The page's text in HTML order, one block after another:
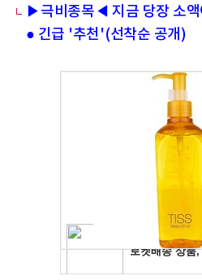
▶극비종목◀ 지금 당장 소액
● 긴급 '추천'(선착순 공개)